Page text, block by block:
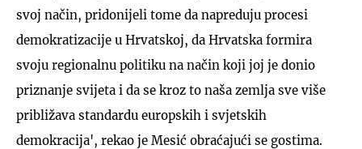
svoj način, pridonijeli tome da napreduju procesi
demokratizacije u Hrvatskoj, da Hrvatska formira
svoju regionalnu politiku na način koji joj je donio
priznanje svijeta i da se kroz to naša zemlja sve više
približava standardu europskih i svjetskih
demokracija', rekao je Mesić obraćajući se gostima.